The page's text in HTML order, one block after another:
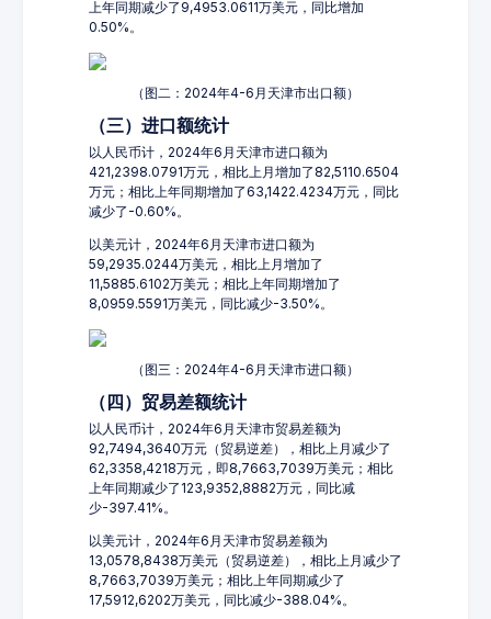
上年同期减少了9,4953.0611万美元，同比增加
0.50%。
（图二：2024年4-6月天津市出口额）
（三）进口额统计
以人民币计，2024年6月天津市进口额为
421,2398.0791万元，相比上月增加了82,5110.6504
万元；相比上年同期增加了63,1422.4234万元，同比
减少了-0.60%。
以美元计，2024年6月天津市进口额为
59,2935.0244万美元，相比上月增加了
11,5885.6102万美元；相比上年同期增加了
8,0959.5591万美元，同比减少-3.50%。
（图三：2024年4-6月天津市进口额）
（四）贸易差额统计
以人民币计，2024年6月天津市贸易差额为
92,7494,3640万元（贸易逆差），相比上月减少了
62,3358,4218万元，即8,7663,7039万美元；相比
上年同期减少了123,9352,8882万元，同比减
少-397.41%。
以美元计，2024年6月天津市贸易差额为
13,0578,8438万美元（贸易逆差），相比上月减少了
8,7663,7039万美元；相比上年同期减少了
17,5912,6202万美元，同比减少-388.04%。